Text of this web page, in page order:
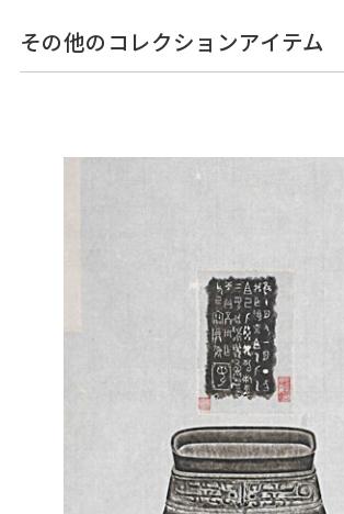
その他のコレクションアイテム